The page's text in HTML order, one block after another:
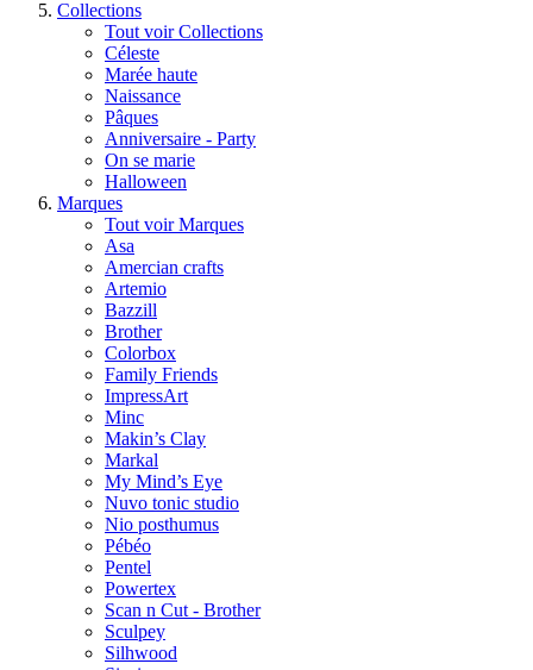
Collections
Tout voir Collections
Céleste
Marée haute
Naissance
Pâques
Anniversaire - Party
On se marie
Halloween
Marques
Tout voir Marques
Asa
Amercian crafts
Artemio
Bazzill
Brother
Colorbox
Family Friends
ImpressArt
Minc
Makin’s Clay
Markal
My Mind’s Eye
Nuvo tonic studio
Nio posthumus
Pébéo
Pentel
Powertex
Scan n Cut - Brother
Sculpey
Silhwood